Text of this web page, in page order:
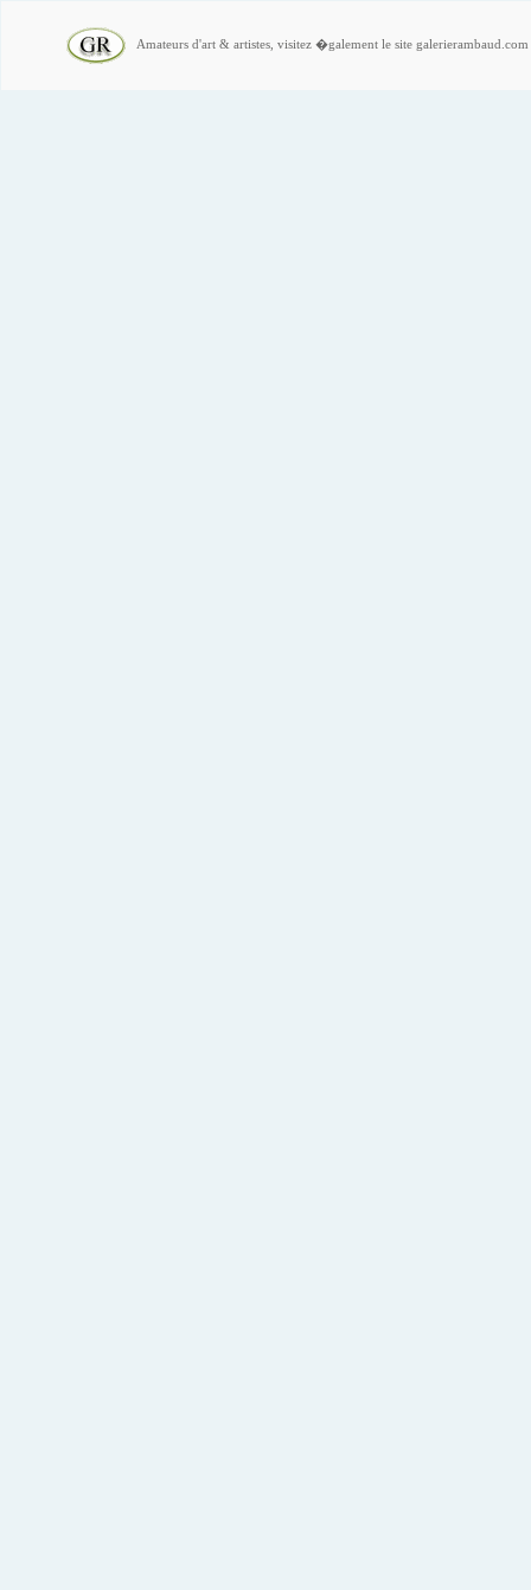
Amateurs d'art & artistes, visitez �galement le site galerierambaud.com